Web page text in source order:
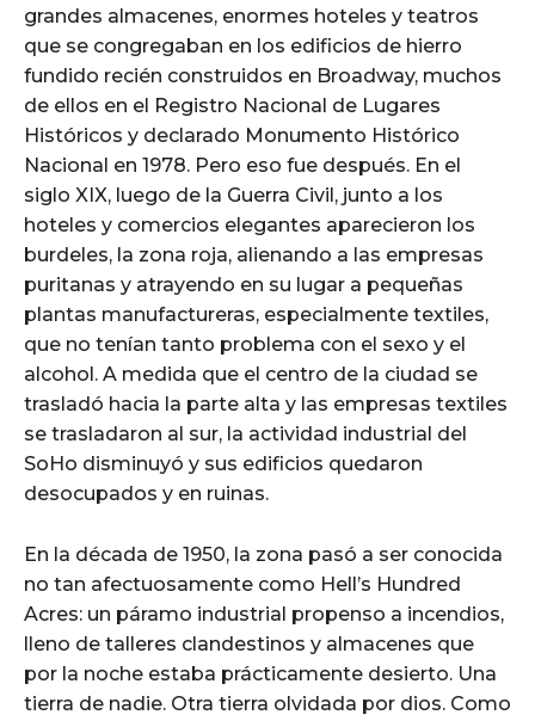
grandes almacenes, enormes hoteles y teatros
que se congregaban en los edificios de hierro
fundido recién construidos en Broadway, muchos
de ellos en el Registro Nacional de Lugares
Históricos y declarado Monumento Histórico
Nacional en 1978. Pero eso fue después. En el
siglo XIX, luego de la Guerra Civil, junto a los
hoteles y comercios elegantes aparecieron los
burdeles, la zona roja, alienando a las empresas
puritanas y atrayendo en su lugar a pequeñas
plantas manufactureras, especialmente textiles,
que no tenían tanto problema con el sexo y el
alcohol. A medida que el centro de la ciudad se
trasladó hacia la parte alta y las empresas textiles
se trasladaron al sur, la actividad industrial del
SoHo disminuyó y sus edificios quedaron
desocupados y en ruinas.
En la década de 1950, la zona pasó a ser conocida
no tan afectuosamente como Hell’s Hundred
Acres: un páramo industrial propenso a incendios,
lleno de talleres clandestinos y almacenes que
por la noche estaba prácticamente desierto. Una
tierra de nadie. Otra tierra olvidada por dios. Como